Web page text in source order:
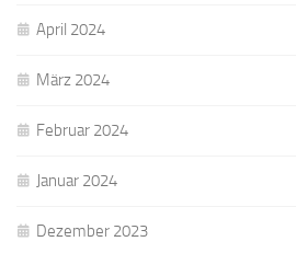
April 2024
März 2024
Februar 2024
Januar 2024
Dezember 2023